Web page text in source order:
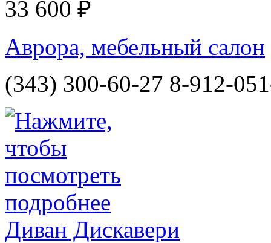
33 600 ₽
Аврора, мебельный салон
(343) 300-60-27 8-912-
Диван Дискавери